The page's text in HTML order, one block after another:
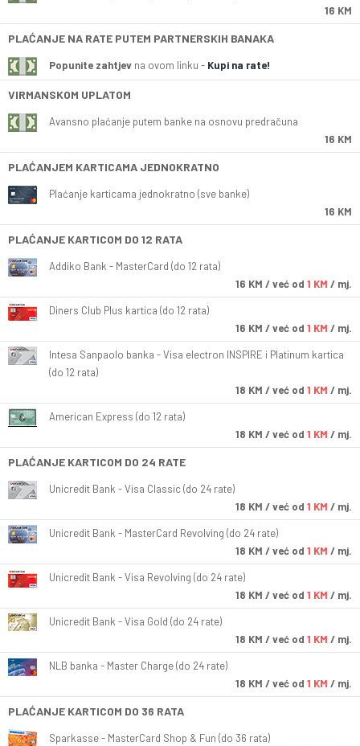
16 KM
PLAĆANJE NA RATE PUTEM PARTNERSKIH BANAKA
Popunite zahtjev na ovom linku - Kupi na rate!
VIRMANSKOM UPLATOM
Avansno plaćanje putem banke na osnovu predračuna
16 KM
PLAĆANJEM KARTICAMA JEDNOKRATNO
Plaćanje karticama jednokratno (sve banke)
16 KM
PLAĆANJE KARTICOM DO 12 RATA
Addiko Bank - MasterCard (do 12 rata)
16 KM / već od 1 KM / mj.
Diners Club Plus kartica (do 12 rata)
16 KM / već od 1 KM / mj.
Intesa Sanpaolo banka - Visa electron INSPIRE i Platinum kartica
(do 12 rata)
18 KM / već od 1 KM / mj.
American Express (do 12 rata)
18 KM / već od 1 KM / mj.
PLAĆANJE KARTICOM DO 24 RATE
Unicredit Bank - Visa Classic (do 24 rate)
18 KM / već od 1 KM / mj.
Unicredit Bank - MasterCard Revolving (do 24 rate)
18 KM / već od 1 KM / mj.
Unicredit Bank - Visa Revolving (do 24 rate)
18 KM / već od 1 KM / mj.
Unicredit Bank - Visa Gold (do 24 rate)
18 KM / već od 1 KM / mj.
NLB banka - Master Charge (do 24 rate)
18 KM / već od 1 KM / mj.
PLAĆANJE KARTICOM DO 36 RATA
Sparkasse - MasterCard Shop & Fun (do 36 rata)